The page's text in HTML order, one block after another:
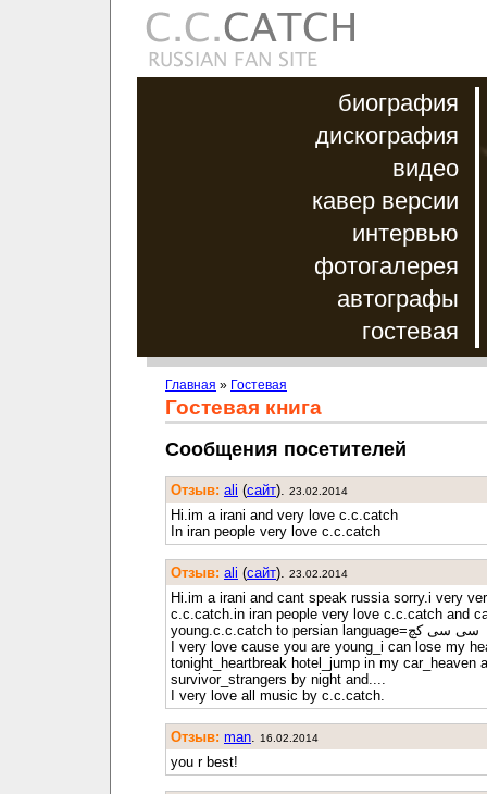
биография
дискография
видео
кавер версии
интервью
фотогалерея
автографы
гостевая
Главная » Гостевая
Гостевая книга
Сообщения посетителей
Отзыв: ali (cайт). 23.02.2014
Hi.im a irani and very love c.c.catch
In iran people very love c.c.catch
Отзыв: ali (cайт). 23.02.2014
Hi.im a irani and cant speak russia sorry.i very
c.c.catch.in iran people very love c.c.catch and
young.c.c.catch to persian language=سی سی کچ
I very love cause you are young_i can lose my
tonight_heartbreak hotel_jump in my car_heaven
survivor_strangers by night and....
I very love all music by c.c.catch.
Отзыв: man. 16.02.2014
you r best!